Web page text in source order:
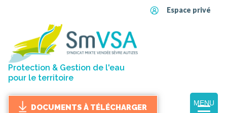
Espace privé
Protection & Gestion de l'eau
pour le territoire
DOCUMENTS À TÉLÉCHARGER
MENU